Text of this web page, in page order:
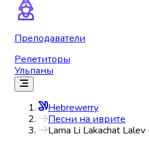
Преподаватели
Репетиторы
Ульпаны
Hebrewerry
Песни на иврите